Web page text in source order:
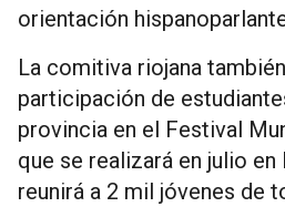
orientación
La comitiva riojana
participación de
provincia en el Festival
que se realizará en julio en
reunirá a 2 mil jóvenes de